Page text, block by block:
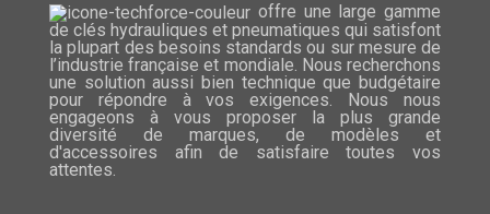
offre une large gamme
de clés hydrauliques et pneumatiques qui satisfont
la plupart des besoins standards ou sur mesure de
l’industrie française et mondiale. Nous recherchons
une solution aussi bien technique que budgétaire
pour répondre à vos exigences. Nous nous
engageons à vous proposer la plus grande
diversité de marques, de modèles et
d'accessoires afin de satisfaire toutes vos
attentes.